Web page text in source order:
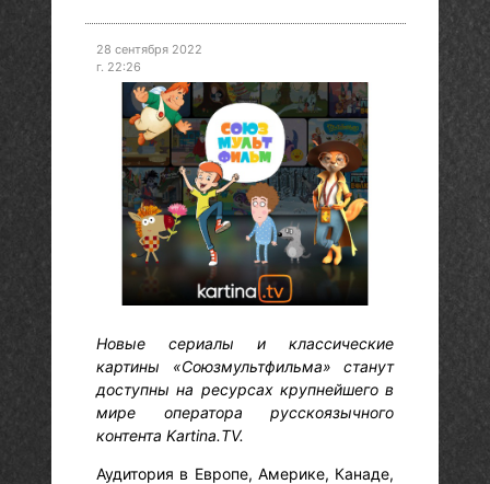
28 сентября 2022
г. 22:26
Новые сериалы и классические
картины «Союзмультфильма» станут
доступны на ресурсах крупнейшего в
мире оператора русскоязычного
контента Kartina.TV.
Аудитория в Европе, Америке, Канаде,